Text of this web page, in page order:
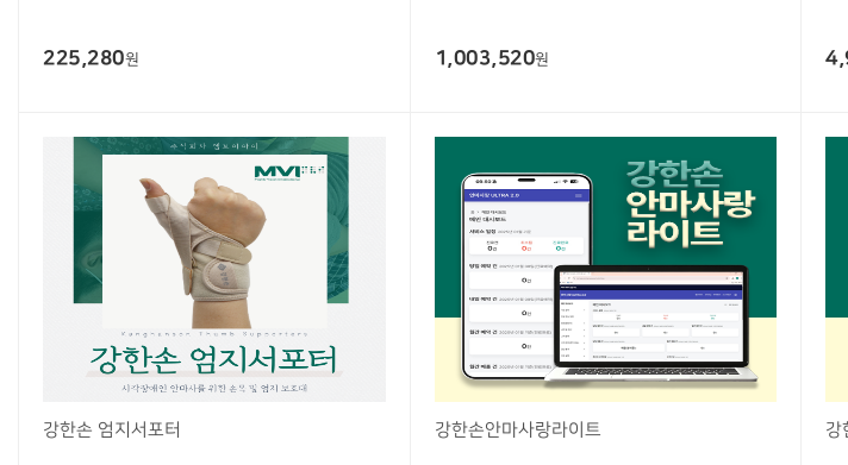
225,280원 1,003,520원
강한손 엄지서포터 강한손안마사랑라이트 강